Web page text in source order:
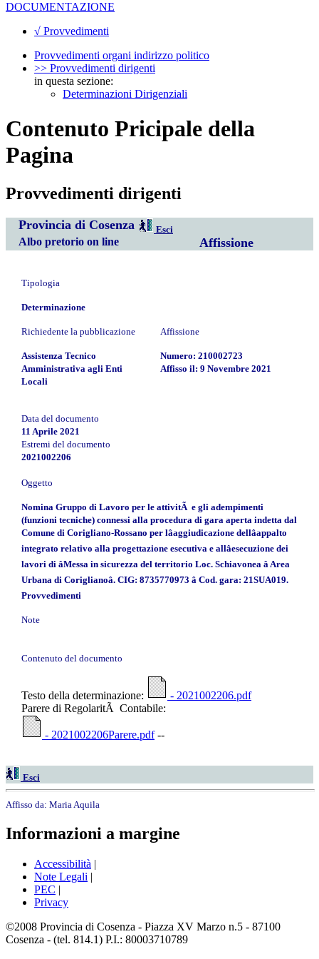
DOCUMENTAZIONE
√ Provvedimenti
Provvedimenti organi indirizzo politico
>> Provvedimenti dirigenti
in questa sezione:
Determinazioni Dirigenziali
Contenuto Pricipale della
Pagina
Provvedimenti dirigenti
Provincia di Cosenza Esci
Albo pretorio on line Affissione
Tipologia
Determinazione
Richiedente la pubblicazione
Assistenza Tecnico
Amministrativa agli Enti
Locali
Affissione
Numero: 210002723
Affisso il: 9 Novembre 2021
Data del documento
11 Aprile 2021
Estremi del documento
2021002206
Oggetto
Nomina Gruppo di Lavoro per le attivitÃ e gli adempimenti
(funzioni tecniche) connessi alla procedura di gara aperta indetta dal
Comune di Corigliano-Rossano per lâaggiudicazione dellâappalto
integrato relativo alla progettazione esecutiva e allâesecuzione dei
lavori di âMessa in sicurezza del territorio Loc. Schiavonea â Area
Urbana di Coriglianoâ. CIG: 8735770973 â Cod. gara: 21SUA019.
Provvedimenti
Note
Contenuto del documento
Testo della determinazione:
- 2021002206.pdf
Parere di RegolaritÃ Contabile:
- 2021002206Parere.pdf--
Esci
Affisso da: Maria Aquila
Informazioni a margine
Accessibilità |
Note Legali |
PEC |
Privacy
©2008 Provincia di Cosenza - Piazza XV Marzo n.5 - 87100
Cosenza - (tel. 814.1) P.I.: 80003710789